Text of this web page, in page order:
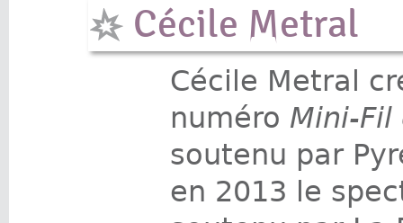
Cécile Metral
Cécile Metral
numéro Mini-Fil
soutenu par
en 2013 le